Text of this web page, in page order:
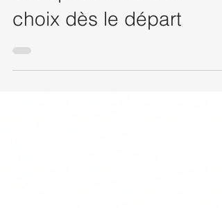
choisir pour votre
entreprise ? Le bon
choix dès le départ